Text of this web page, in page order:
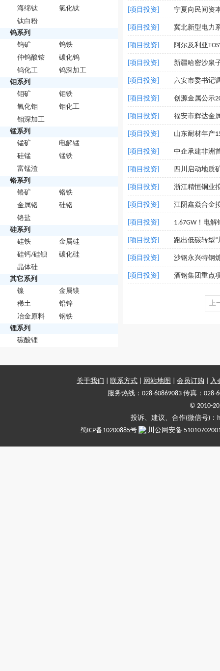
海绵钛
氯化钛
钛白粉
钨系列
钨矿
钨铁
仲钨酸铵
碳化钨
钨化工
钨深加工
钼系列
钼矿
钼铁
氧化钼
钼化工
钼深加工
锰系列
锰矿
电解锰
硅锰
锰铁
富锰渣
铬系列
铬矿
铬铁
金属铬
硅铬
铬盐
硅系列
硅铁
金属硅
硅钙/硅钡
碳化硅
晶体硅
其它系列
镍
金属镁
稀土
铅锌
冶金原料
钢铁
锂系列
碳酸锂
[项目投资] 宁夏向民间资
[项目投资] 冀北新型电力
[项目投资] 阿尔及利亚
[项目投资] 新疆哈密沙泉
[项目投资] 六安市委书记
[项目投资] 创源金属公示
[项目投资] 福安市辉达金
[项目投资] 山东耐材年产
[项目投资] 中企承建非洲
[项目投资] 四川启动地质
[项目投资] 浙江精恒铜业
[项目投资] 江阴鑫焱合金
[项目投资] 1.67GW！电
[项目投资] 跑出低碳转型“
[项目投资] 沙钢永兴特钢
[项目投资] 酒钢集团重点
上
关于我们 联系方式 网站地图 会员订购
入
服务热线：028-60869083 传真：028-
© 2010-
投诉、建议、合作(微信号)
蜀ICP备10200885号
川公网安备